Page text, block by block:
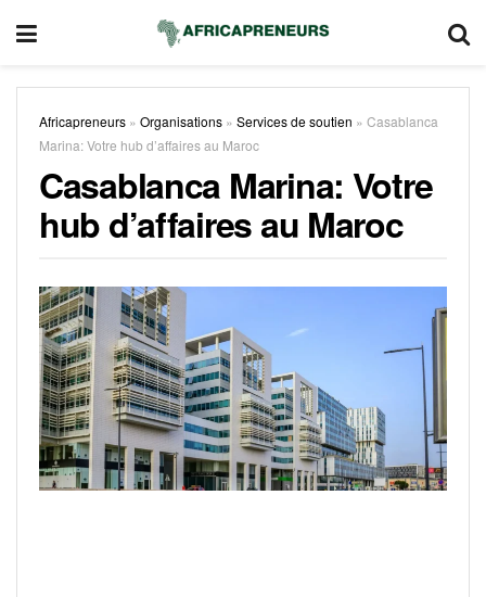
Africapreneurs » Organisations » Services de soutien » Casablanca
Marina: Votre hub d’affaires au Maroc
Casablanca Marina: Votre
hub d’affaires au Maroc